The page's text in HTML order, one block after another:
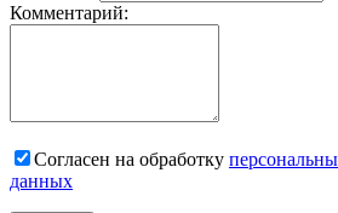
Комментарий:
Согласен на обработку
данных